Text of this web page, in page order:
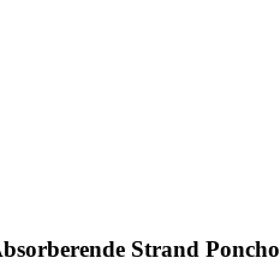
Strand Poncho